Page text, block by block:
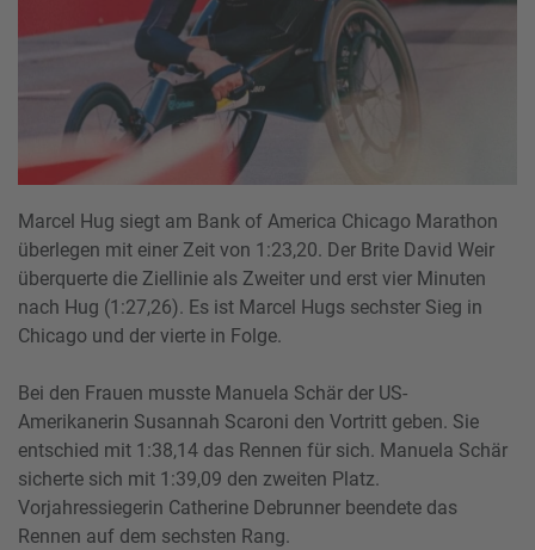
Marcel Hug siegt am Bank of America Chicago Marathon
überlegen mit einer Zeit von 1:23,20. Der Brite David Weir
überquerte die Ziellinie als Zweiter und erst vier Minuten
nach Hug (1:27,26). Es ist Marcel Hugs sechster Sieg in
Chicago und der vierte in Folge.
Bei den Frauen musste Manuela Schär der US-
Amerikanerin Susannah Scaroni den Vortritt geben. Sie
entschied mit 1:38,14 das Rennen für sich. Manuela Schär
sicherte sich mit 1:39,09 den zweiten Platz.
Vorjahressiegerin Catherine Debrunner beendete das
Rennen auf dem sechsten Rang.